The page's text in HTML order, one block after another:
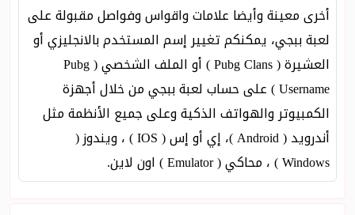
أخرى معينة وأيضا علامات واقواس وفواصل مقبولة على
لعبة ببجي، يمكنكم تغيير إسم المستخدم بالانجليزي أو
العشيرة ( Pubg Clans ) أو الملف الشخصي ( Pubg
Username ) على حساب لعبة ببجي من خلال أجهزة
الكمبيوتر والهواتف الذكية وعلى جميع الأنظمة مثل
أندرويد ( Android )، إي أو إس ( IOS ) ، ويندوز (
Windows ) ، محاكي ( Emulator ) اون لاين.